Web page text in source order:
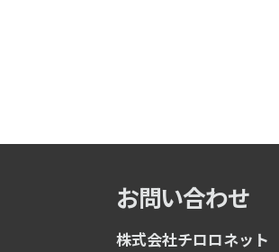
お問い合わせ
株式会社チロロネット